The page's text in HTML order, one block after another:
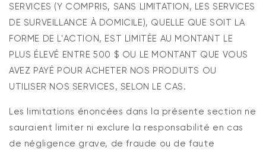
SERVICES (Y COMPRIS, SANS LIMITATION, LES SERVICES
DE SURVEILLANCE À DOMICILE), QUELLE QUE SOIT LA
FORME DE L'ACTION, EST LIMITÉE AU MONTANT LE
PLUS ÉLEVÉ ENTRE 500 $ OU LE MONTANT QUE VOUS
AVEZ PAYÉ POUR ACHETER NOS PRODUITS OU
UTILISER NOS SERVICES, SELON LE CAS.
Les limitations énoncées dans la présente section ne
sauraient limiter ni exclure la responsabilité en cas
de négligence grave, de fraude ou de faute